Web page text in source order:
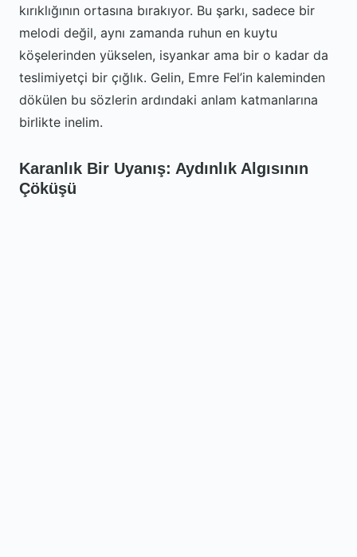
kırıklığının ortasına bırakıyor. Bu şarkı, sadece bir
melodi değil, aynı zamanda ruhun en kuytu
köşelerinden yükselen, isyankar ama bir o kadar da
teslimiyetçi bir çığlık. Gelin, Emre Fel’in kaleminden
dökülen bu sözlerin ardındaki anlam katmanlarına
birlikte inelim.
Karanlık Bir Uyanış: Aydınlık Algısının
Çöküşü